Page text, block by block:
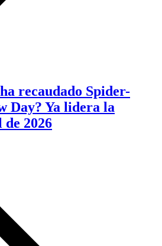
recaudado Spider-
Day? Ya lidera la
2026